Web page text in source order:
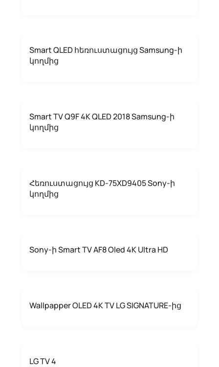
Smart QLED հեռուստացույց Samsung-ի
կողմից
Smart TV Q9F 4K QLED 2018 Samsung-ի
կողմից
Հեռուստացույց KD-75XD9405 Sony-ի
կողմից
Sony-ի Smart TV AF8 Oled 4K Ultra HD
Wallpapper OLED 4K TV LG SIGNATURE-ից
LG TV 4